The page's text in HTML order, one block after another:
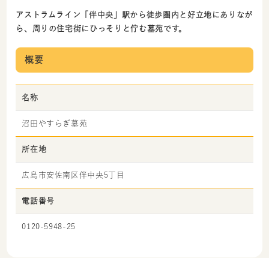
アストラムライン「伴中央」駅から徒歩圏内と好立地にありなが
ら、周りの住宅街にひっそりと佇む墓苑です。
概要
名称
沼田やすらぎ墓苑
所在地
広島市安佐南区伴中央5丁目
電話番号
0120-5948-25